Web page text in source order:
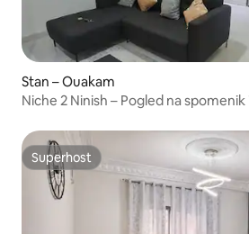
Stan – Ouakam
Niche 2 Ninish – Pogled na spomenik
Superhost
Superhost